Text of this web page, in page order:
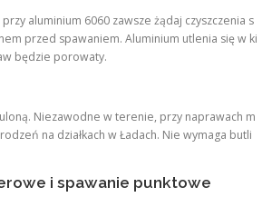
aluminium 6060 zawsze żądaj czyszczenia s
przed spawaniem. Aluminium utlenia się w ki
będzie porowaty.
Niezawodne w terenie, przy naprawach m
na działkach w Ładach. Nie wymaga butli
i spawanie punktowe